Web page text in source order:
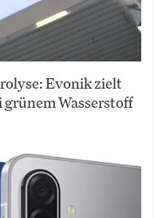
Evonik zielt
Wasserstoff